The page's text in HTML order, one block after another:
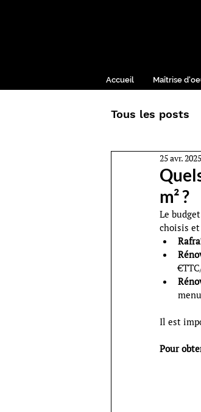
Accueil Maîtrise
Tous les posts
Décoration
m² ?
25 avr. 2025
Le
choisis
Il est
Pour